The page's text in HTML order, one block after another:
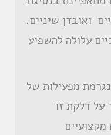
ואובדן שיניים.
עלולה להשפיע
מפעילות של
על דלקת זו
מקצועיים